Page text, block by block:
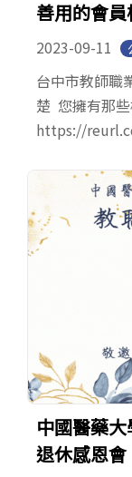
善用的會員
2023-09-11
台中市教師職
楚 您擁有那
https://
中國醫藥
退休感恩會